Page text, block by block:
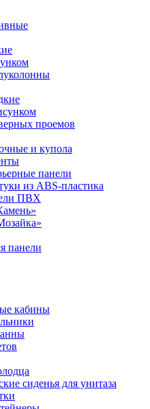
проемов
и купола
панели
из ABS-пластика
ПВХ
панели
кабины
сиденья для унитаза